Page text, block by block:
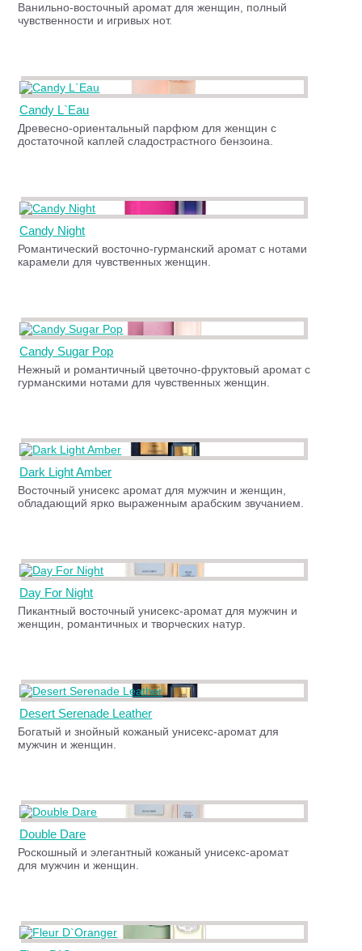
Ванильно-восточный аромат для женщин, полный
чувственности и игривых нот.
Candy L`Eau
Древесно-ориентальный парфюм для женщин с
достаточной каплей сладострастного бензоина.
Candy Night
Романтический восточно-гурманский аромат с нотами
карамели для чувственных женщин.
Candy Sugar Pop
Нежный и романтичный цветочно-фруктовый аромат с
гурманскими нотами для чувственных женщин.
Dark Light Amber
Восточный унисекс аромат для мужчин и женщин,
обладающий ярко выраженным арабским звучанием.
Day For Night
Пикантный восточный унисекс-аромат для мужчин и
женщин, романтичных и творческих натур.
Desert Serenade Leather
Богатый и знойный кожаный унисекс-аромат для
мужчин и женщин.
Double Dare
Роскошный и элегантный кожаный унисекс-аромат
для мужчин и женщин.